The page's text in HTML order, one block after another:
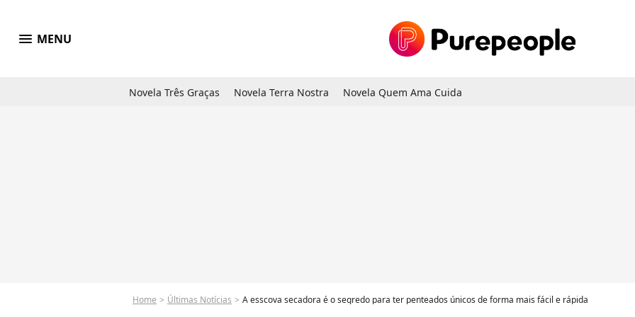
menu MENU
Novela Três Graças Novela Terra Nostra Novela Quem Ama Cuida
Home Últimas Notícias A esscova secadora é o segredo para ter penteados únicos de forma mais fácil e rápida